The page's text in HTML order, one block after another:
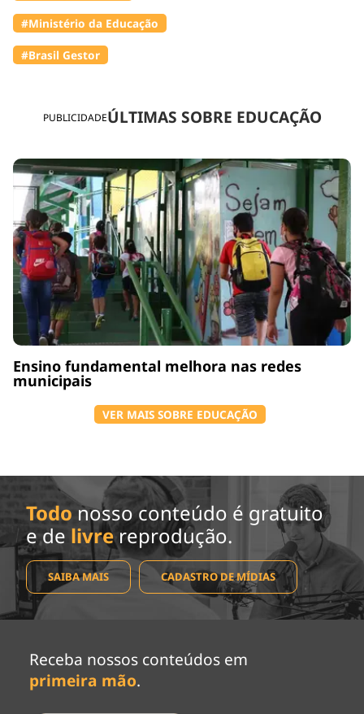
PUBLICIDADEÚLTIMAS SOBRE EDUCAÇÃO
Ensino fundamental melhora nas redes
municipais
VER MAIS SOBRE EDUCAÇÃO
#Ministério da Educação
#Brasil Gestor
Todo nosso conteúdo é gratuito
e de livrereprodução.
SAIBA MAIS CADASTRO DE MÍDIAS
Receba nossos conteúdos em
primeira mão.